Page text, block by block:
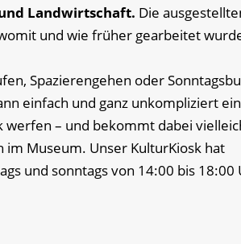
Landwirtschaft. Die
und wie früher gearbeitet
Spazierengehen oder
einfach und ganz unkompliziert
werfen – und bekommt dabei
im Museum. Unser KulturKiosk hat
und sonntags von 14:00 bis 18:00